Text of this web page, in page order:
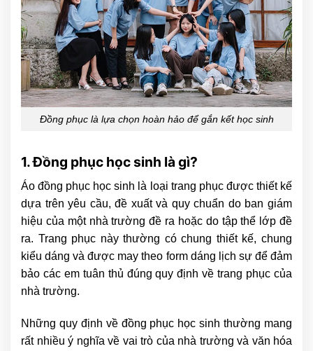
Đồng phục là lựa chọn hoàn hảo để gắn kết học sinh
1. Đồng phục học sinh là gì?
Áo đồng phục học sinh là loại trang phục được thiết kế
dựa trên yêu cầu, đề xuất và quy chuẩn do ban giám
hiệu của một nhà trường đề ra hoặc do tập thể lớp đề
ra. Trang phục này thường có chung thiết kế, chung
kiểu dáng và được may theo form dáng lịch sự để đảm
bảo các em tuân thủ đúng quy định về trang phục của
nhà trường.
Những quy định về đồng phục học sinh thường mang
rất nhiều ý nghĩa về vai trò của nhà trường và văn hóa